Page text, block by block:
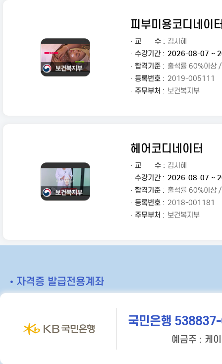
피부미용코디네이
· 교 수 : 김시혜
· 수강기간 : 2026-08-07 ~
· 합격기준 : 출석률 60%이상
· 등록번호 : 2019-005111
· 주무부처 : 보건복지부
헤어코디네이터
· 교 수 : 김시혜
· 수강기간 : 2026-08-07 ~
· 합격기준 : 출석률 60%이상
· 등록번호 : 2018-001181
· 주무부처 : 보건복지부
• 자격증 발급전용계좌
국민은행
예금주 : 케